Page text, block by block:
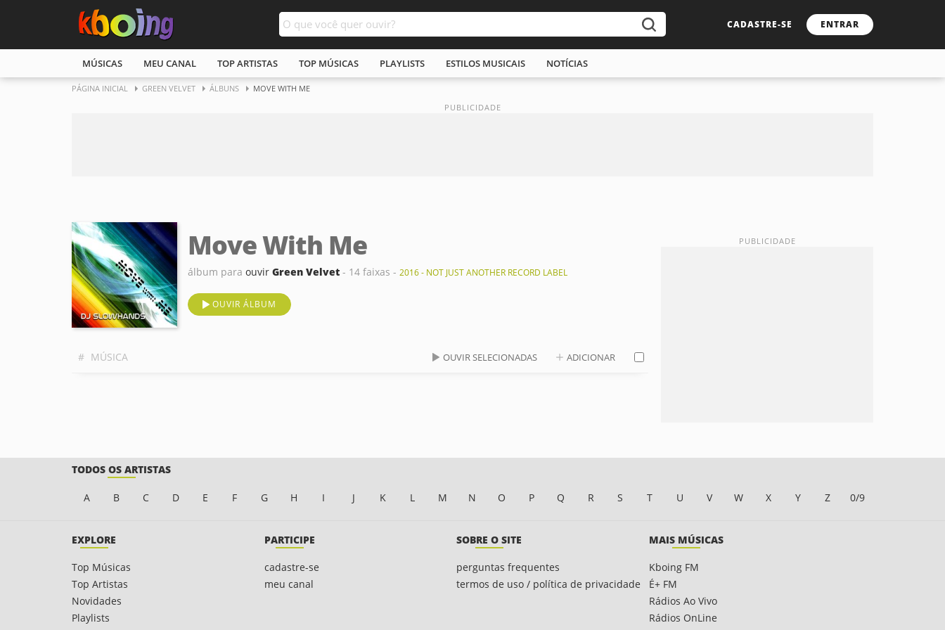
CADASTRE-SE ENTRAR
MÚSICAS MEU CANAL TOP ARTISTAS TOP MÚSICAS PLAYLISTS ESTILOS MUSICAIS NOTÍCIAS
PÁGINA INICIAL GREEN VELVET ÁLBUNS MOVE WITH ME
Move With Me
álbum para ouvir Green Velvet - 14 faixas - 2016 - NOT JUST ANOTHER RECORD LABEL
OUVIR ÁLBUM
# MÚSICA OUVIR SELECIONADAS ADICIONAR
TODOS OS ARTISTAS
A B C D E F G H I J K L M N O P Q R S T U V W X Y Z 0/9
EXPLORE
Top Músicas
Top Artistas
Novidades
Playlists
PARTICIPE
cadastre-se
meu canal
SOBRE O SITE
perguntas frequentes
termos de uso / política de privacidade
MAIS MÚSICAS
Kboing FM
É+ FM
Rádios Ao Vivo
Rádios OnLine